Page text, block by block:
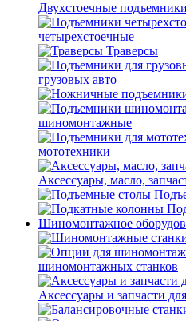
Двухстоечные
четырехстоечные
Траверсы
грузовых авто
шиномонтажные
мототехники
Аксессуары, масло,
Шиномонтажное
шиномонтажных станков
Аксессуары и запчасти